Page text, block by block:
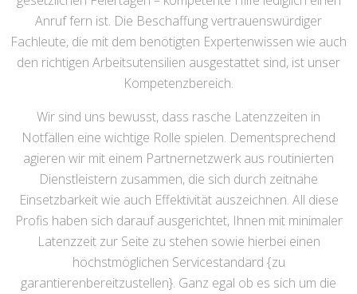
Anruf fern ist. Die Beschaffung vertrauenswürdiger
Fachleute, die mit dem benötigten Expertenwissen wie auch
den richtigen Arbeitsutensilien ausgestattet sind, ist unser
Kompetenzbereich.
Wir sind uns bewusst, dass rasche Latenzzeiten in
Notfällen eine wichtige Rolle spielen. Dementsprechend
agieren wir mit einem Partnernetzwerk aus routinierten
Dienstleistern zusammen, die sich durch zeitnahe
Einsetzbarkeit wie auch Effektivität auszeichnen. All diese
Profis haben sich darauf ausgerichtet, Ihnen mit minimaler
Latenzzeit zur Seite zu stehen sowie hierbei einen
höchstmöglichen Servicestandard {zu
garantierenbereitzustellen}. Ganz egal ob es sich um die